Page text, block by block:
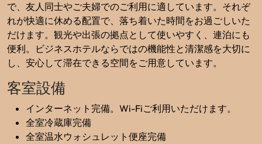
で、友人同士やご夫婦でのご利用に適しています。それぞ
れが快適に休める配置で、落ち着いた時間をお過ごしいた
だけます。観光や出張の拠点として使いやすく、連泊にも
便利。ビジネスホテルならではの機能性と清潔感を大切に
し、安心して滞在できる空間をご用意しています。
客室設備
インターネット完備。Wi-Fiご利用いただけます。
全室冷蔵庫完備
全室温水ウォシュレット便座完備